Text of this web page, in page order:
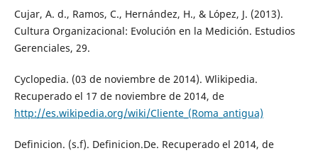
Cujar, A. d., Ramos, C., Hernández, H., & López, J. (2013).
Cultura Organizacional: Evolución en la Medición. Estudios
Gerenciales, 29.
Cyclopedia. (03 de noviembre de 2014). Wlikipedia.
Recuperado el 17 de noviembre de 2014, de
http://es.wikipedia.org/wiki/Cliente_(Roma_antigua)
Definicion. (s.f). Definicion.De. Recuperado el 2014, de